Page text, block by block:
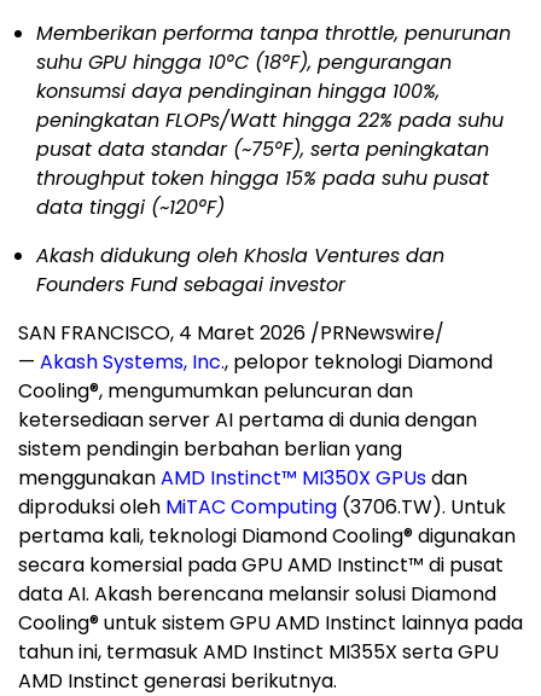
Memberikan performa tanpa throttle, penurunan
suhu GPU hingga 10°C (18°F), pengurangan
konsumsi daya pendinginan hingga 100%,
peningkatan FLOPs/Watt hingga 22% pada suhu
pusat data standar (~75°F), serta peningkatan
throughput token hingga 15% pada suhu pusat
data tinggi (~120°F)
Akash didukung oleh Khosla Ventures dan
Founders Fund sebagai investor
SAN FRANCISCO, 4 Maret 2026 /PRNewswire/
— Akash Systems, Inc., pelopor teknologi Diamond
Cooling®, mengumumkan peluncuran dan
ketersediaan server AI pertama di dunia dengan
sistem pendingin berbahan berlian yang
menggunakanAMD Instinct™ MI350X GPUsdan
diproduksi oleh MiTAC Computing (3706.TW). Untuk
pertama kali, teknologi Diamond Cooling® digunakan
secara komersial pada GPU AMD Instinct™ di pusat
data AI. Akash berencana melansir solusi Diamond
Cooling® untuk sistem GPU AMD Instinct lainnya pada
tahun ini, termasuk AMD Instinct MI355X serta GPU
AMD Instinct generasi berikutnya.